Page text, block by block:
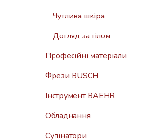
Чутлива шкіра
Догляд за тілом
Професійні матеріали
Фрези BUSCH
Iнструмент BAEHR
Обладнання
Супінатори